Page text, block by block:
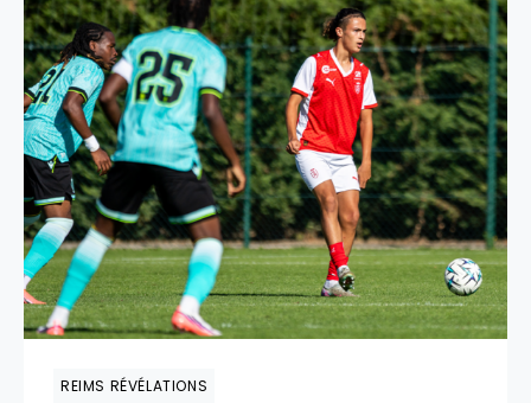
REIMS RÉVÉLATIONS